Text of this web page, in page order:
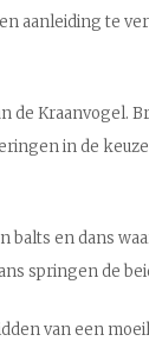
aanleiding te
de
in de
balts en dans
springen de
van een